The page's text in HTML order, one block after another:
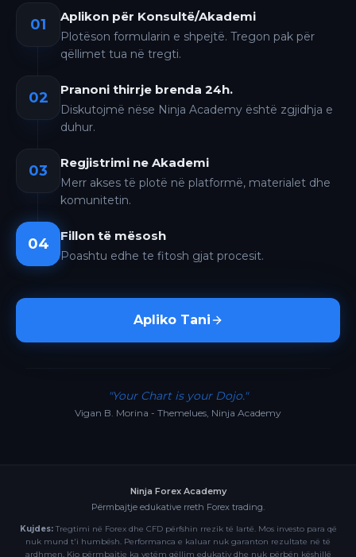
01 Aplikon për Konsultë/Akademi
Plotëson formularin e shpejtë. Tregon pak për
qëllimet tua në tregti.
02 Pranoni thirrje brenda 24h.
Diskutojmë nëse Ninja Academy është zgjidhja e
duhur.
03 Regjistrimi ne Akademi
Merr akses të plotë në platformë, materialet dhe
komunitetin.
04 Fillon të mësosh
Poashtu edhe te fitosh gjat procesit.
Apliko Tani
"Your Chart is your Dojo."
Vigan B. Morina - Themelues, Ninja Academy
Ninja Forex Academy
Përmbajtje edukative rreth Forex trading.
Kujdes:Tregtimi në Forex dhe CFD përfshin rrezik të lartë. Mos investo para që
nuk mund t'i humbësh. Performanca e kaluar nuk garanton rezultate në të
ardhmen. Kjo përmbajtje ka vetëm qëllim edukativ dhe nuk përbën këshillë